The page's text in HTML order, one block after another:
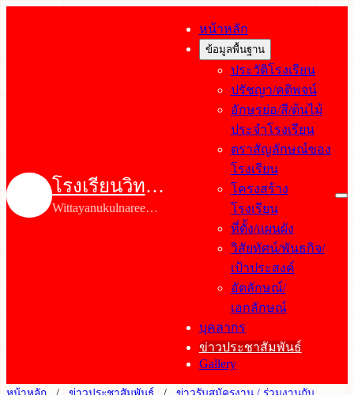
โรงเรียนวิทยา
นุกูลนารี
Wittayanukulnaree
หน้าหลัก
ข้อมูลพื้นฐาน
ประวัติโรงเรียน
ปรัชญา/คติพจน์
อักษรย่อ/สี/ต้นไม้
ประจำโรงเรียน
ตราสัญลักษณ์ของ
โรงเรียน
โครงสร้าง
โรงเรียน
ที่ตั้ง/แผนผัง
วิสัยทัศน์/พันธกิจ/
เป้าประสงค์
อัตลักษณ์/
เอกลักษณ์
บุคลากร
ข่าวประชาสัมพันธ์
Gallery